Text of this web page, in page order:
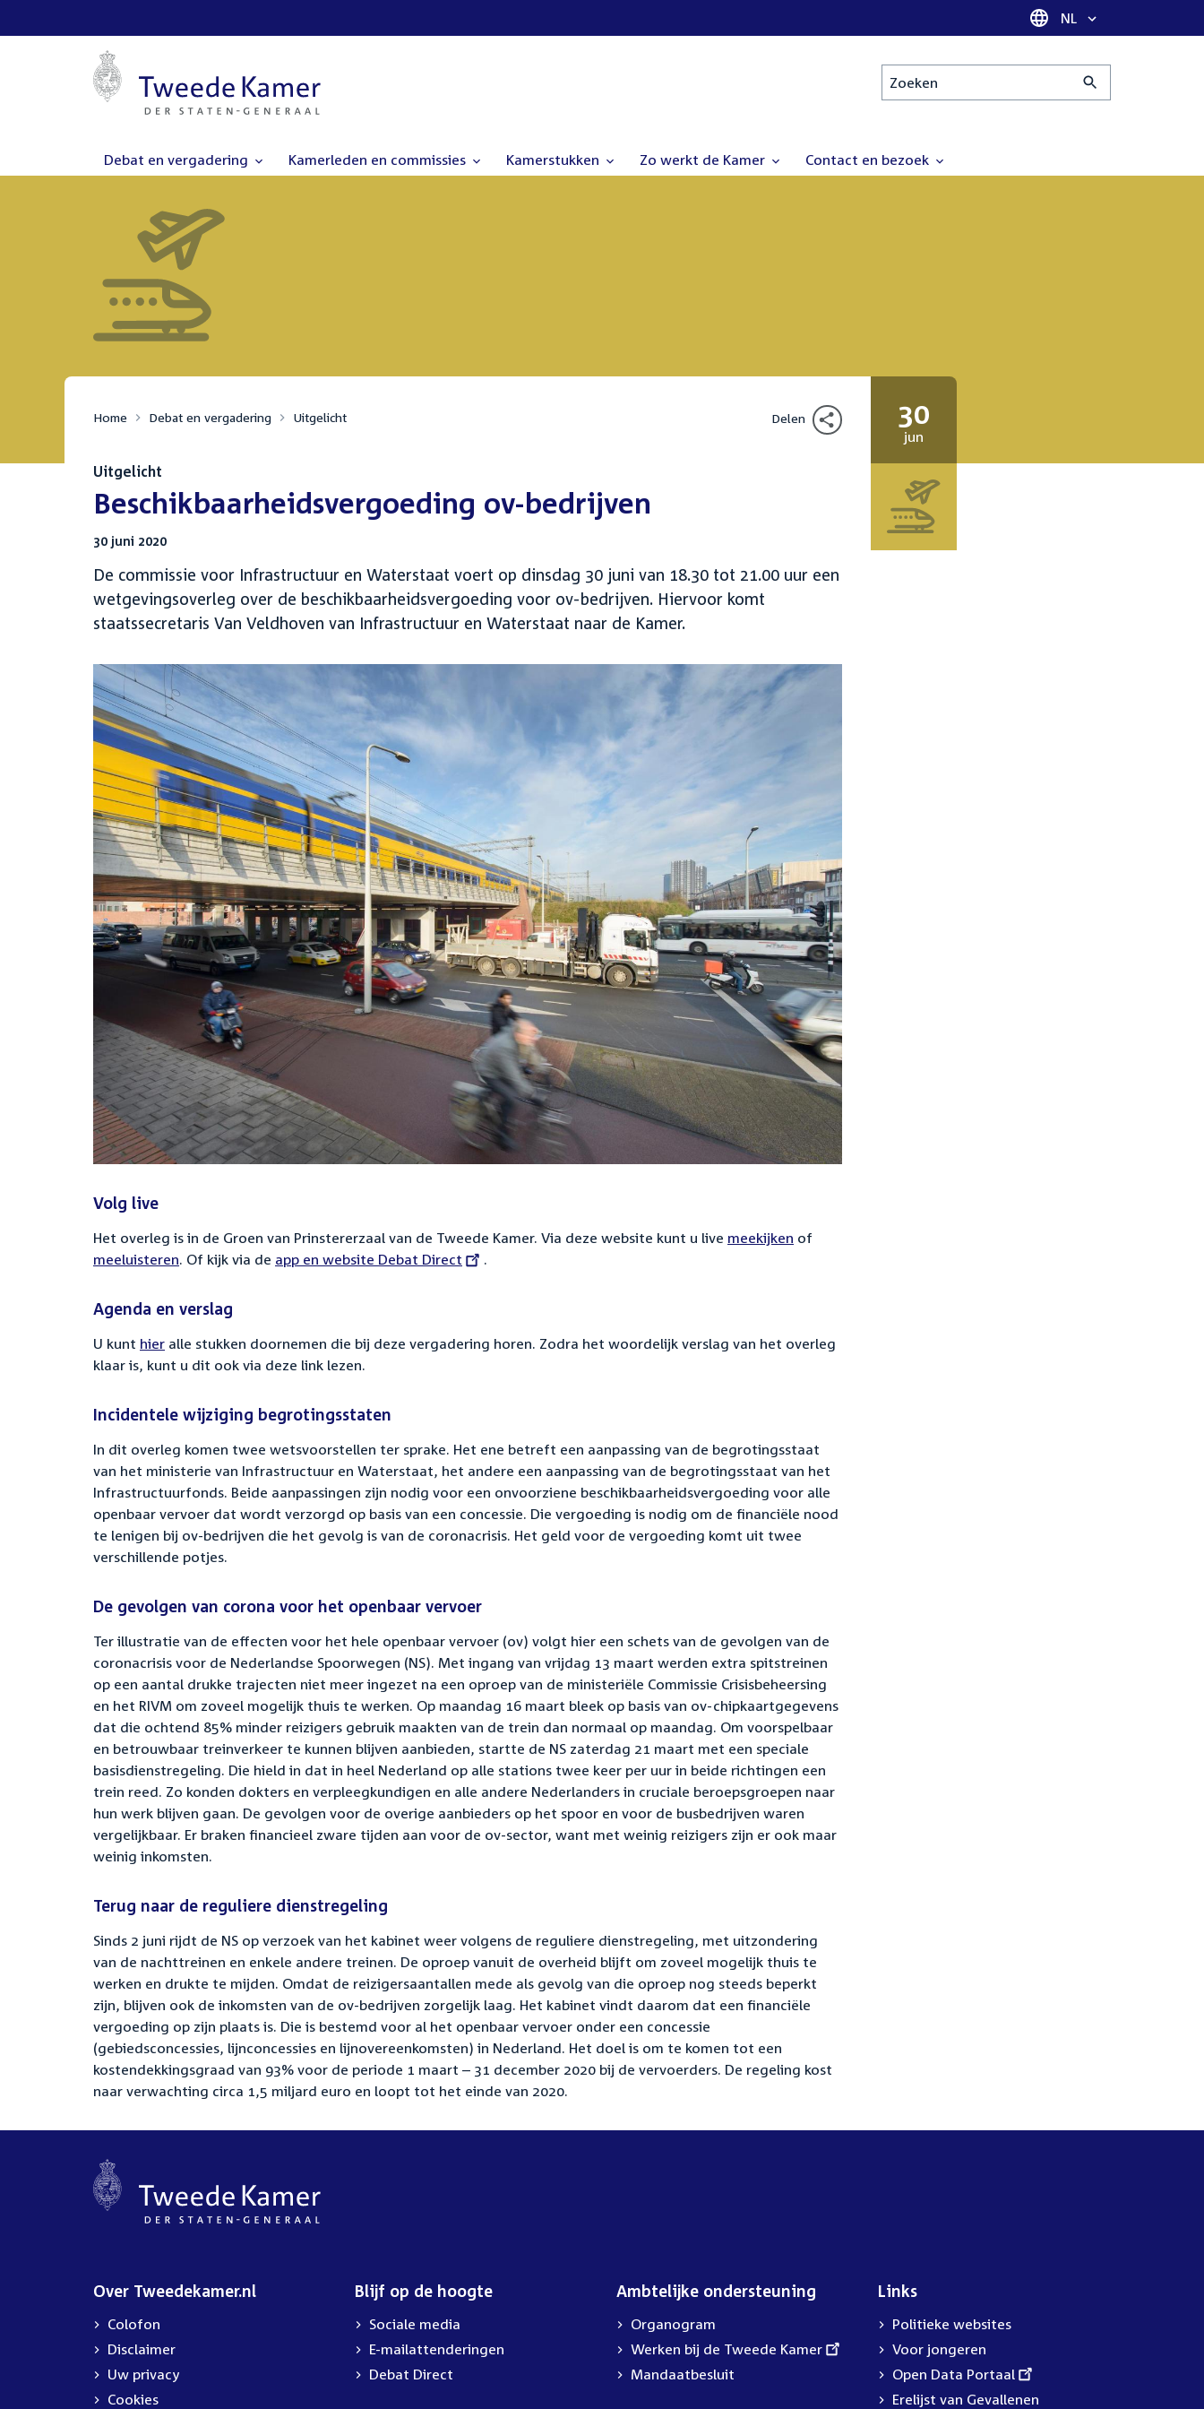
Taal selectie
NL
Zoeken
Debat en vergadering Kamerleden en commissies Kamerstukken Zo werkt de Kamer Contact en bezoek
Home Debat en vergadering Uitgelicht Delen 30
jun
2020
Uitgelicht
:Beschikbaarheidsvergoeding ov-bedrijven
30 juni 2020
De commissie voor Infrastructuur en Waterstaat voert op dinsdag 30 juni van 18.30 tot 21.00 uur een
wetgevingsoverleg over de beschikbaarheidsvergoeding voor ov-bedrijven. Hiervoor komt
staatssecretaris Van Veldhoven van Infrastructuur en Waterstaat naar de Kamer.
Volg live
Het overleg is in de Groen van Prinstererzaal van de Tweede Kamer. Via deze website kunt u live meekijken of
meeluisteren. Of kijk via de External
app en website Debat Direct .
Agenda en verslag
U kunt hier alle stukken doornemen die bij deze vergadering horen. Zodra het woordelijk verslag van het overleg
klaar is, kunt u dit ook via deze link lezen.
Incidentele wijziging begrotingsstaten
In dit overleg komen twee wetsvoorstellen ter sprake. Het ene betreft een aanpassing van de begrotingsstaat
van het ministerie van Infrastructuur en Waterstaat, het andere een aanpassing van de begrotingsstaat van het
Infrastructuurfonds. Beide aanpassingen zijn nodig voor een onvoorziene beschikbaarheidsvergoeding voor alle
openbaar vervoer dat wordt verzorgd op basis van een concessie. Die vergoeding is nodig om de financiële nood
te lenigen bij ov-bedrijven die het gevolg is van de coronacrisis. Het geld voor de vergoeding komt uit twee
verschillende potjes.
De gevolgen van corona voor het openbaar vervoer
Ter illustratie van de effecten voor het hele openbaar vervoer (ov) volgt hier een schets van de gevolgen van de
coronacrisis voor de Nederlandse Spoorwegen (NS). Met ingang van vrijdag 13 maart werden extra spitstreinen
op een aantal drukke trajecten niet meer ingezet na een oproep van de ministeriële Commissie Crisisbeheersing
en het RIVM om zoveel mogelijk thuis te werken. Op maandag 16 maart bleek op basis van ov-chipkaartgegevens
dat die ochtend 85% minder reizigers gebruik maakten van de trein dan normaal op maandag. Om voorspelbaar
en betrouwbaar treinverkeer te kunnen blijven aanbieden, startte de NS zaterdag 21 maart met een speciale
basisdienstregeling. Die hield in dat in heel Nederland op alle stations twee keer per uur in beide richtingen een
trein reed. Zo konden dokters en verpleegkundigen en alle andere Nederlanders in cruciale beroepsgroepen naar
hun werk blijven gaan. De gevolgen voor de overige aanbieders op het spoor en voor de busbedrijven waren
vergelijkbaar. Er braken financieel zware tijden aan voor de ov-sector, want met weinig reizigers zijn er ook maar
weinig inkomsten.
Terug naar de reguliere dienstregeling
Sinds 2 juni rijdt de NS op verzoek van het kabinet weer volgens de reguliere dienstregeling, met uitzondering
van de nachttreinen en enkele andere treinen. De oproep vanuit de overheid blijft om zoveel mogelijk thuis te
werken en drukte te mijden. Omdat de reizigersaantallen mede als gevolg van die oproep nog steeds beperkt
zijn, blijven ook de inkomsten van de ov-bedrijven zorgelijk laag. Het kabinet vindt daarom dat een financiële
vergoeding op zijn plaats is. Die is bestemd voor al het openbaar vervoer onder een concessie
(gebiedsconcessies, lijnconcessies en lijnovereenkomsten) in Nederland. Het doel is om te komen tot een
kostendekkingsgraad van 93% voor de periode 1 maart – 31 december 2020 bij de vervoerders. De regeling kost
naar verwachting circa 1,5 miljard euro en loopt tot het einde van 2020.
Over Tweedekamer.nl
Colofon
Disclaimer
Uw privacy
Cookies
Blijf op de hoogte
Sociale media
E-mailattenderingen
Debat Direct
Ambtelijke ondersteuning
Organogram
External
link:
Werken bij de Tweede Kamer
Mandaatbesluit
Links
Politieke websites
Voor jongeren
External
link:
Open Data Portaal
Erelijst van Gevallenen